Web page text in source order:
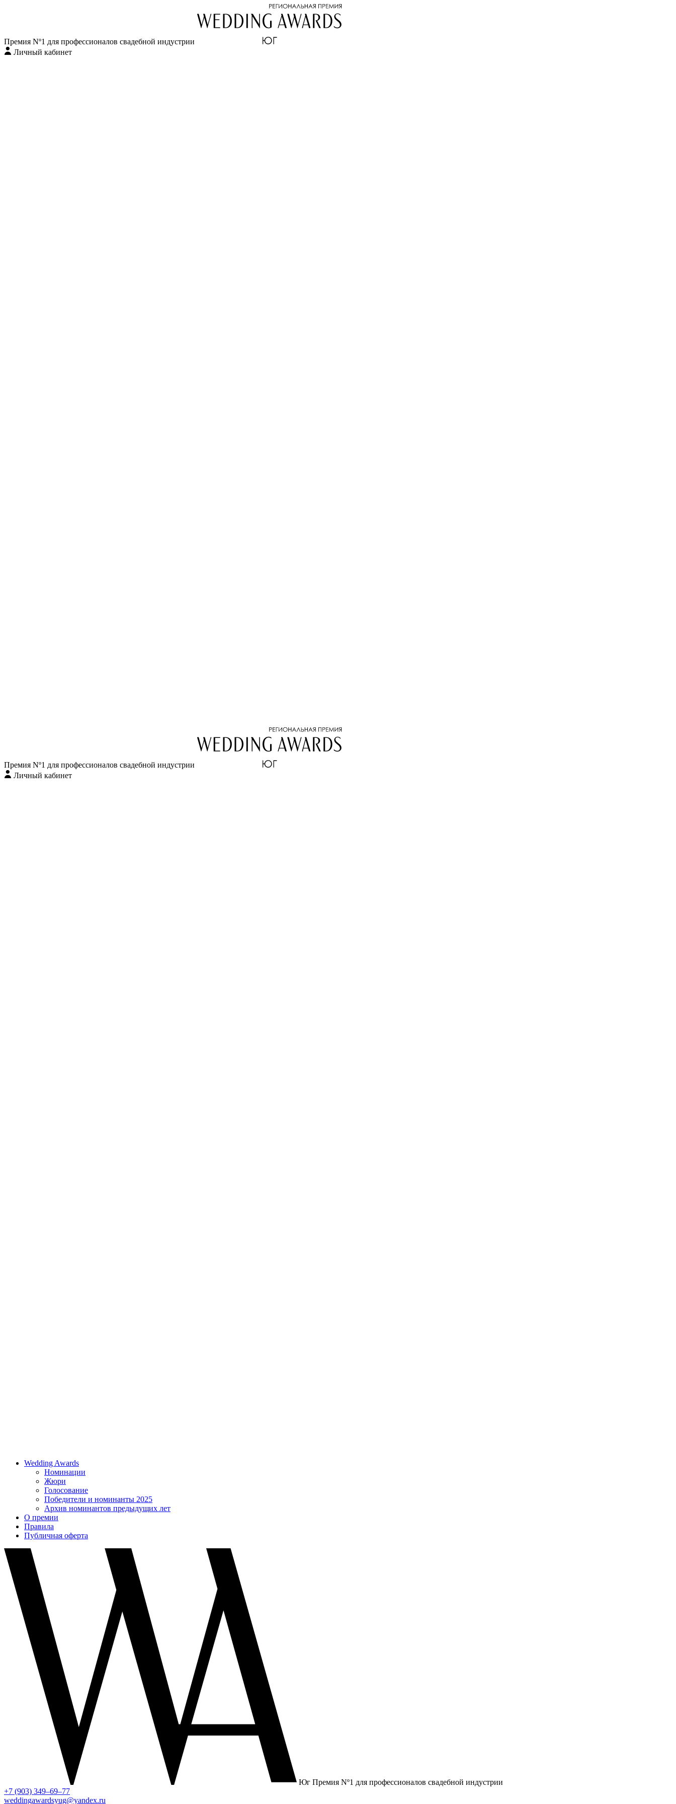
Премия Nº1 для профессионалов свадебной индустрии
Личный кабинет
Премия Nº1 для профессионалов свадебной индустрии
Личный кабинет
Wedding Awards
Номинации
Жюри
Голосование
Победители и номинанты 2025
Архив номинантов предыдущих лет
О премии
Правила
Публичная оферта
Юг Премия Nº1 для профессионалов свадебной индустрии
+7 (903) 349–69–77
weddingawardsyug@yandex.ru